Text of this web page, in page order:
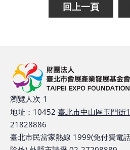
博
公
園
回
首
頁
回上一頁
瀏覽人次 1
地址：10452 臺北市中山區玉門街
21828886
臺北市民當家熱線 1999(免付費電